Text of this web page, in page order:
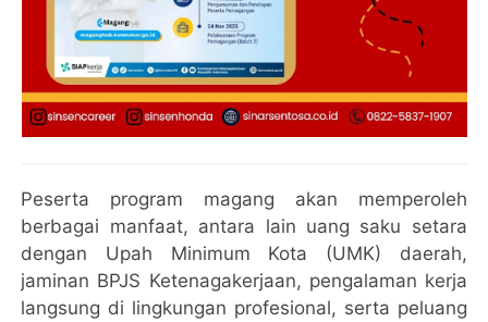
Peserta program magang akan memperoleh
berbagai manfaat, antara lain uang saku setara
dengan Upah Minimum Kota (UMK) daerah,
jaminan BPJS Ketenagakerjaan, pengalaman kerja
langsung di lingkungan profesional, serta peluang